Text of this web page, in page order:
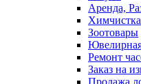
Аренда,
Химчистка
Зоотовары
Ремонт
Заказ на
Продажа